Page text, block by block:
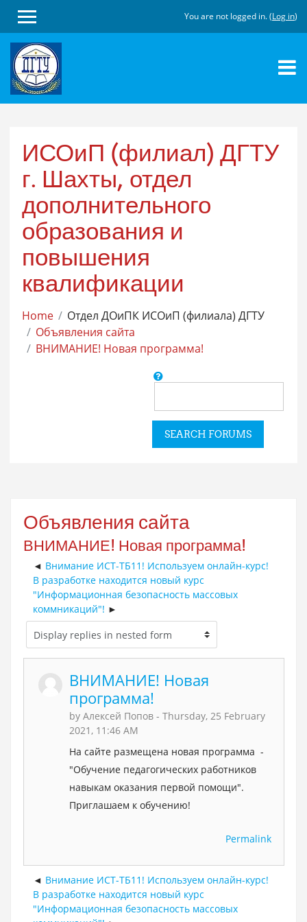
Skip
main
content
You are not logged in. (Log in)
ИСОиП (филиал) ДГТУ
г. Шахты, отдел
дополнительного
образования и
повышения
квалификации
Home
Отдел ДОиПК ИСОиП (филиала) ДГТУ
Объявления сайта
ВНИМАНИЕ! Новая программа!
SEARCH FORUMS
Объявления сайта
ВНИМАНИЕ! Новая программа!
Внимание ИСТ-ТБ11! Используем онлайн-курс!
В разработке находится новый курс
"Информационная безопасность массовых
коммникаций"!
ВНИМАНИЕ! Новая
программа!
by Алексей Попов- Thursday, 25 February
2021, 11:46 AM
На сайте размещена новая программа -
"Обучение педагогических работников
навыкам оказания первой помощи".
Приглашаем к обучению!
Permalink
Внимание ИСТ-ТБ11! Используем онлайн-курс!
В разработке находится новый курс
"Информационная безопасность массовых